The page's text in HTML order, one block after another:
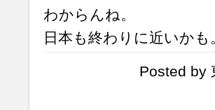
わからんね。
日本も終わりに近いかも
Posted by